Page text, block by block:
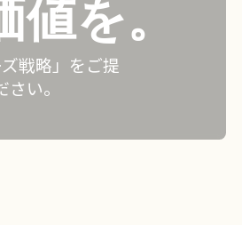
を。
戦略」をご提
い。